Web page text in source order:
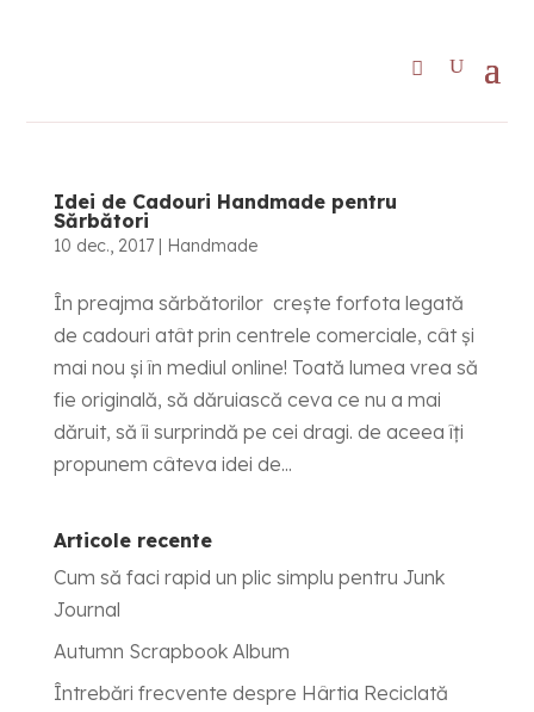
Idei de Cadouri Handmade pentru
Sărbători
10 dec., 2017| Handmade
În preajma sărbătorilor crește forfota legată
de cadouri atât prin centrele comerciale, cât și
mai nou și în mediul online! Toată lumea vrea să
fie originală, să dăruiască ceva ce nu a mai
dăruit, să îi surprindă pe cei dragi. de aceea îți
propunem câteva idei de...
Articole recente
Cum să faci rapid un plic simplu pentru Junk
Journal
Autumn Scrapbook Album
Întrebări frecvente despre Hârtia Reciclată